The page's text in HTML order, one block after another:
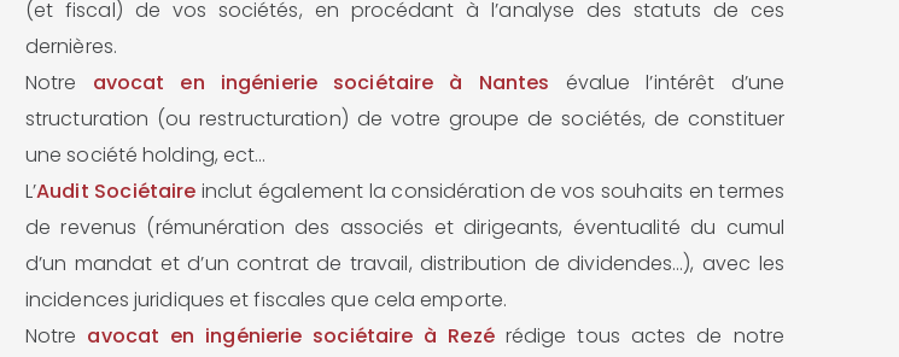
(et fiscal) de vos sociétés, en procédant à l’analyse des statuts de ces
dernières.
Notre avocat en ingénierie sociétaire à Nantes évalue l’intérêt d’une
structuration (ou restructuration) de votre groupe de sociétés, de constituer
une société holding, ect…
L’Audit Sociétaire inclut également la considération de vos souhaits en termes
de revenus (rémunération des associés et dirigeants, éventualité du cumul
d’un mandat et d’un contrat de travail, distribution de dividendes…), avec les
incidences juridiques et fiscales que cela emporte.
Notre avocat en ingénierie sociétaire à Rezérédige tous actes de notre